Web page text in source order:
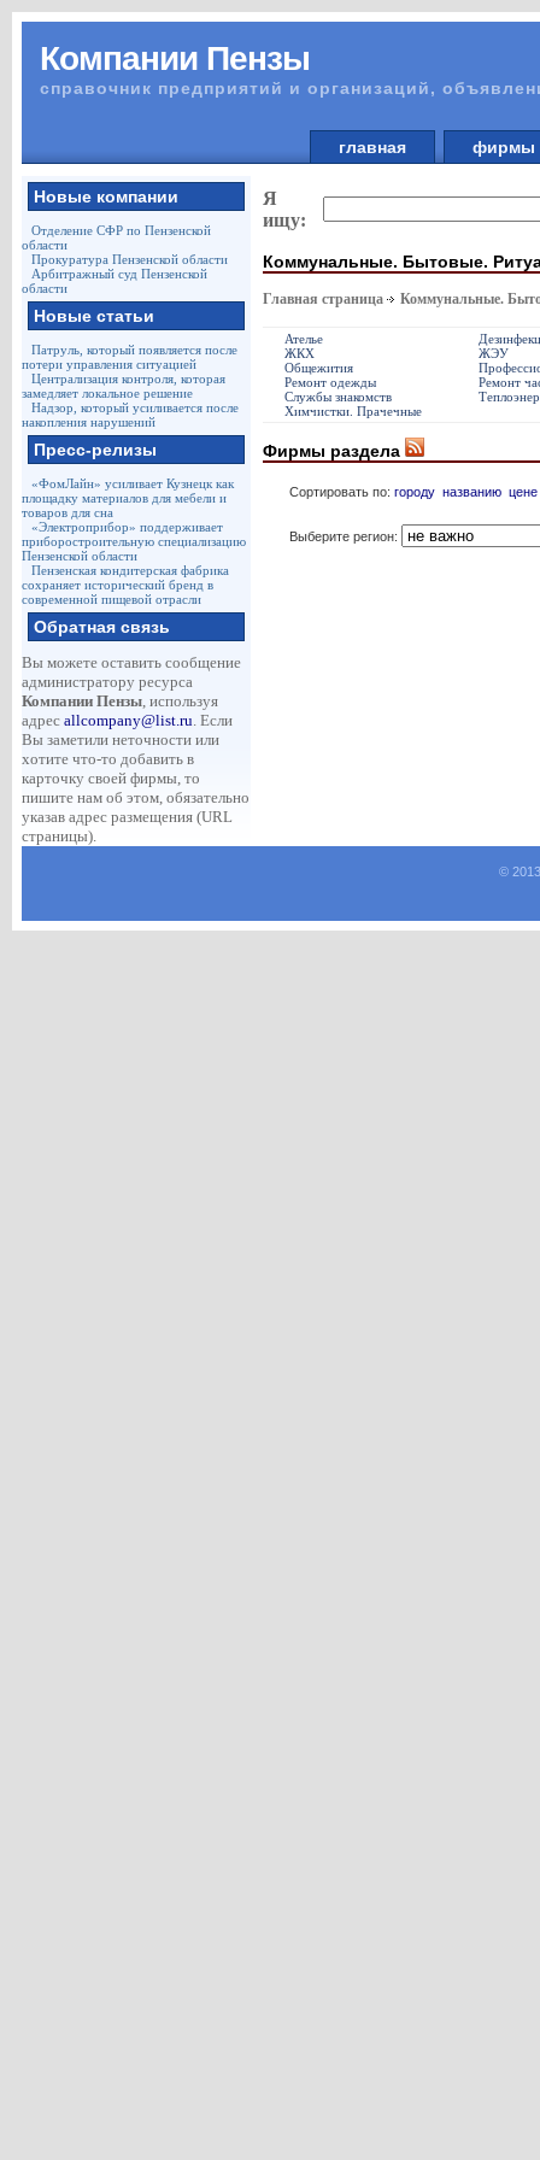
Компании Пензы
справочник предприятий и организаций,
главная
Новые компании
Отделение СФР по Пензенской
области
Прокуратура Пензенской области
Арбитражный суд Пензенской
области
Новые статьи
Патруль, который появляется после
потери управления ситуацией
Централизация контроля, которая
замедляет локальное решение
Надзор, который усиливается после
накопления нарушений
Пресс-релизы
«ФомЛайн» усиливает Кузнецк как
площадку материалов для мебели и
товаров для сна
«Электроприбор» поддерживает
приборостроительную специализацию
Пензенской области
Пензенская кондитерская фабрика
сохраняет исторический бренд в
современной пищевой отрасли
Обратная связь
Вы можете оставить сообщение
администратору ресурса
Компании Пензы, используя
адрес allcompany@list.ru. Если
Вы заметили неточности или
хотите что-то добавить в
карточку своей фирмы, то
пишите нам об этом, обязательно
указав адрес размещения (URL
страницы).
Я
ищу:
Коммунальные. Бытовые.
Главная страница Коммунальные.
Ателье
ЖКХ
ЖЭУ
Общежития
Ремонт одежды
Ремонт
Службы знакомств
Химчистки. Прачечные
Фирмы раздела
Сортировать по: городу названию цене
Выберите регион:
©